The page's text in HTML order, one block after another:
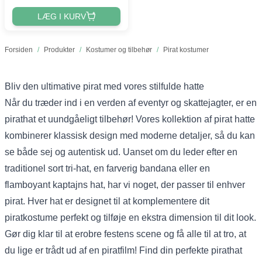
Forsiden / Produkter / Kostumer og tilbehør / Pirat kostumer
LÆG I KURV
Bliv den ultimative pirat med vores stilfulde hatte
Når du træder ind i en verden af eventyr og skattejagter, er en
pirathat et uundgåeligt tilbehør! Vores kollektion af pirat hatte
kombinerer klassisk design med moderne detaljer, så du kan
se både sej og autentisk ud. Uanset om du leder efter en
traditionel sort tri-hat, en farverig bandana eller en
flamboyant kaptajns hat, har vi noget, der passer til enhver
pirat. Hver hat er designet til at komplementere dit
piratkostume perfekt og tilføje en ekstra dimension til dit look.
Gør dig klar til at erobre festens scene og få alle til at tro, at
du lige er trådt ud af en piratfilm! Find din perfekte pirathat